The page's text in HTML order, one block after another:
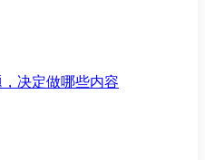
决定做哪些内容